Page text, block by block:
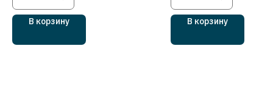
В корзину В корзину